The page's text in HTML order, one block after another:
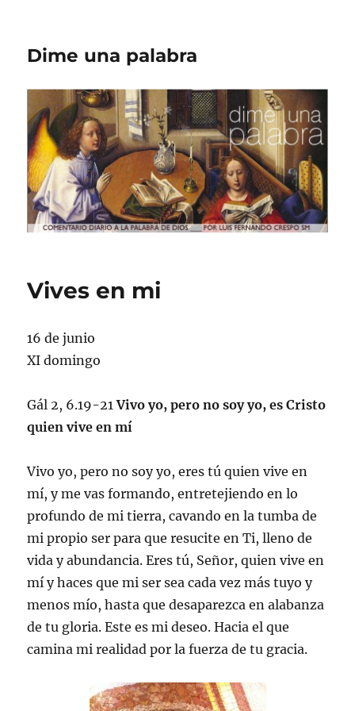
Dime una palabra
Vives en mi
16 de junio
XI domingo
Gál 2, 6.19-21Vivo yo, pero no soy yo, es Cristo
quien vive en mí
Vivo yo, pero no soy yo, eres tú quien vive en
mí, y me vas formando, entretejiendo en lo
profundo de mi tierra, cavando en la tumba de
mi propio ser para que resucite en Ti, lleno de
vida y abundancia. Eres tú, Señor, quien vive en
mí y haces que mi ser sea cada vez más tuyo y
menos mío, hasta que desaparezca en alabanza
de tu gloria. Este es mi deseo. Hacia el que
camina mi realidad por la fuerza de tu gracia.